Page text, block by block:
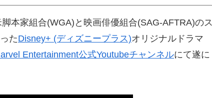
本家組合(WGA)と映画俳優組合(SAG-AFTRA)のス
たDisney+ (ディズニープラス)オリジナルドラマ
Entertainment公式Youtubeチャンネルにて遂に